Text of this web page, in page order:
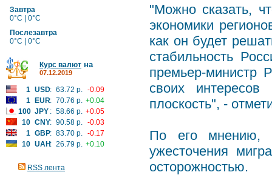
Завтра
0°C | 0°C
Послезавтра
0°C | 0°C
Курс валют на
07.12.2019
1 USD: 63.72 р. -0.09
1
EUR: 70.76 р. +0.04
100 JPY : 58.66 р. +0.05
10 CNY: 90.58 р. -0.03
1 GBP: 83.70 р. -0.17
10 UAH: 26.79 р. +0.10
RSS лента
"Можно сказать,
экономики
как он будет
стабильность
премьер-министр
своих
плоскость", -
По его мнению,
ужесточения
осторожностью.